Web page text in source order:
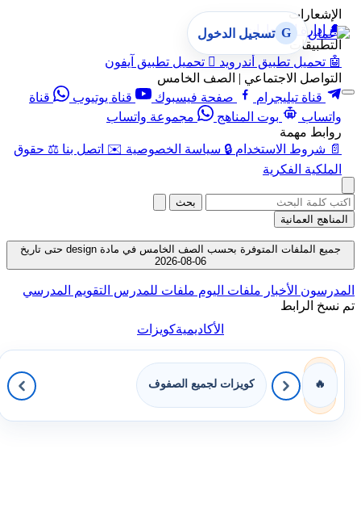
الإشعارات
🔔 إدارة الإشعارات
التطبيقات
🤖 تحميل تطبيق أندرويد  تحميل تطبيق آيفون
التواصل الاجتماعي | الصف الخامس
قناة تيليجرام
صفحة فيسبوك قناة يوتيوب
قناة
واتساب
بوت المناهج
مجموعة واتساب
روابط مهمة
📄 شروط الاستخدام 🔒 سياسة الخصوصية ✉️ اتصل بنا ⚖️ حقوق
الملكية الفكرية
G تسجيل الدخول
بحث
المناهج العمانية
جميع الملفات المتوفرة بحسب الصف الخامس في مادة design حتى تاريخ
06-08-2026
المدرسون الأخبار ملفات اليوم ملفات للمدرس التقويم المدرسي
تم نسخ الرابط
الأكاديميةكويزات
🔥 كويزات لجميع الصفوف